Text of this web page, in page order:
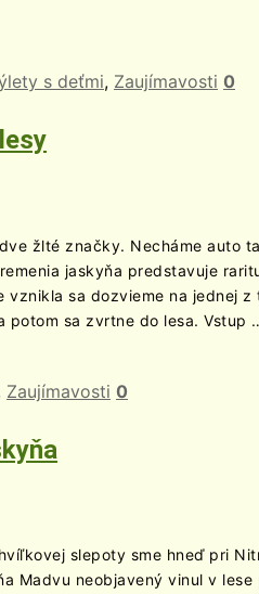
s deťmi, Zaujímavosti 0
žlté značky. Necháme auto
jaskyňa predstavuje
sa dozvieme na jednej
potom sa zvrtne do lesa. Vstup
Zaujímavosti 0
slepoty sme hneď pri
Madvu neobjavený vinul v lese